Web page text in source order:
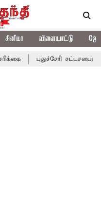
சினிமா விளையாட்டு
புதுச்சேரி சட்டசபையில் வரும்